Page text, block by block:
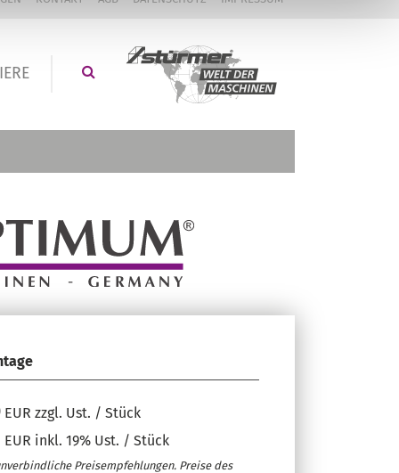
EUR zzgl. Ust. / Stück
EUR inkl. 19% Ust. / Stück
Preisempfehlungen. Preise des